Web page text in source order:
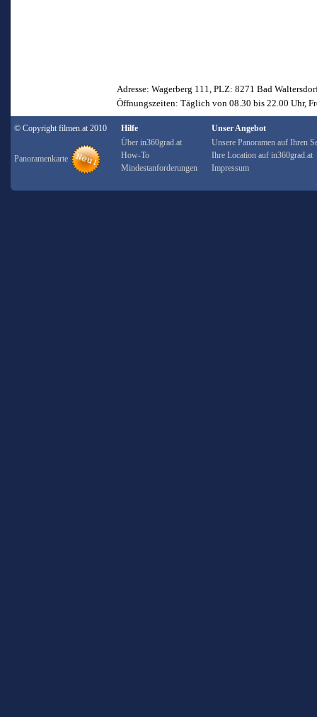
Adresse: Wagerberg 111, PLZ: 8271 Bad
Öffnungszeiten: Täglich von 08.30 bis 22.00 Uhr,
© Copyright filmen.at 2010
Panoramenkarte
Hilfe
Über in360grad.at
How-To
Mindestanforderungen
Unser Angebot
Unsere Panoramen auf Ihren
Ihre Location auf in360grad.at
Impressum